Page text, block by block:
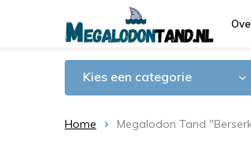
Kies een categorie
Home Megalodon Tand